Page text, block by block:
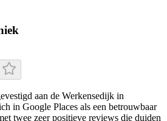
aan de Werkensedijk in
in Google Places als een betrouwbaar
twee zeer positieve reviews die duiden